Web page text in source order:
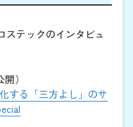
ステックのインタビュ
）
する「三方よし」のサ